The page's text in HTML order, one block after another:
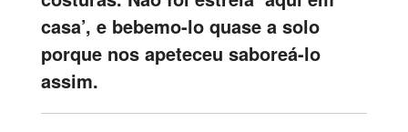
casa’, e bebemo-lo quase a solo
porque nos apeteceu saboreá-lo
assim.